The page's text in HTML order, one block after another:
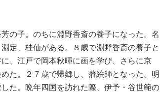
の子。のちに淵野香斎の養子になった。名
定、桂仙がある。８歳で淵野香斎の養子と
、江戸で岡本秋暉に画を学び、さらに京
た。２７歳で帰郷し、藩絵師となった。明
た。晩年四国を訪れた際、伊予・谷世範の